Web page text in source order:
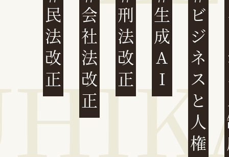
民法改正 会社法改正 刑法改正 生成AI ビジネスと人権